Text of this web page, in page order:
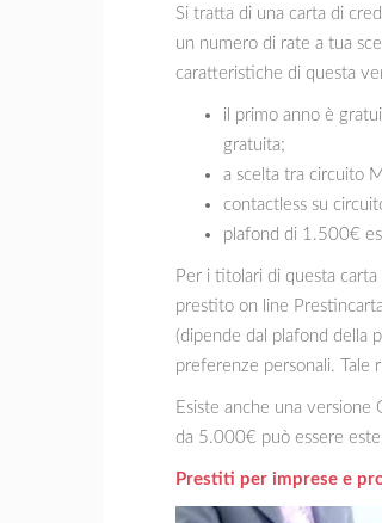
Si tratta di una carta di
un numero di rate a tua
caratteristiche di questa
il primo anno è
gratuita;
a scelta tra circuito
contactless su
plafond di 1.500€
Per i titolari di questa
prestito on line
(dipende dal plafond della
preferenze personali. Tale
Esiste anche una
da 5.000€ può essere
Prestiti per imprese e